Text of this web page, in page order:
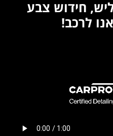
חידוש צבע
לרכב!